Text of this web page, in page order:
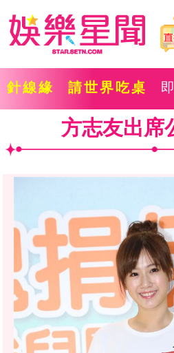
針線緣 請世界吃桌
方志友出席